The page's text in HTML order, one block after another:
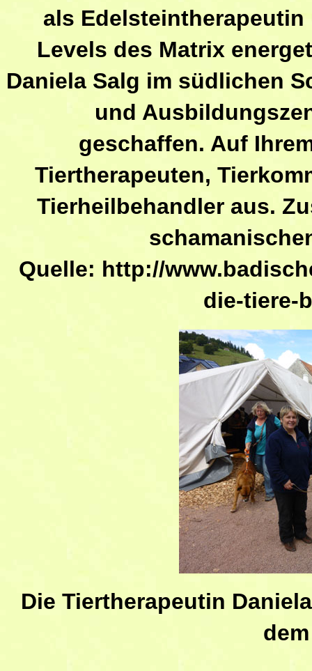
als
Levels des Matrix
Daniela Salg im südlichen
und
geschaffen. Auf
Tiertherapeuten,
Tierheilbehandler aus.
Quelle: http://
die-tiere-
Die Tiertherapeutin